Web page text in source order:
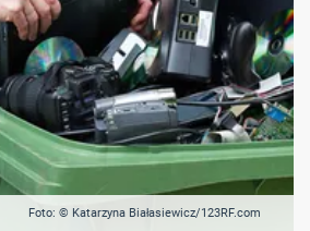
Foto: © Katarzyna Białasiewicz/123RF.com